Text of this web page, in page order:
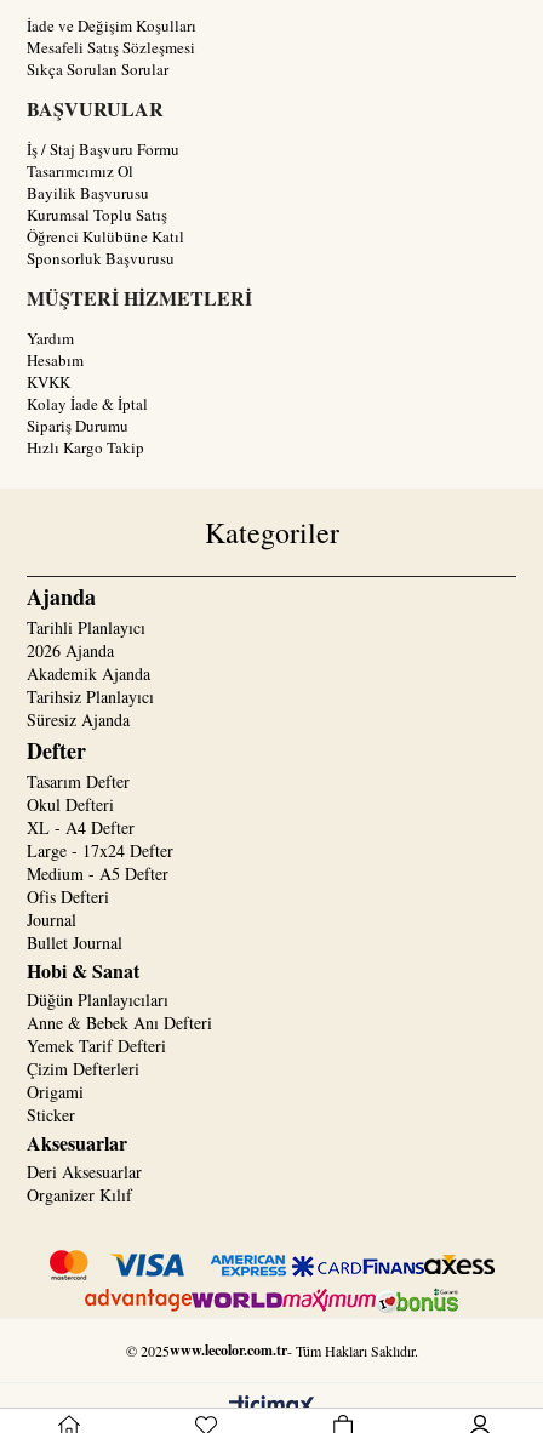
İade ve Değişim Koşulları
Mesafeli Satış Sözleşmesi
Sıkça Sorulan Sorular
BAŞVURULAR
İş / Staj Başvuru Formu
Tasarımcımız Ol
Bayilik Başvurusu
Kurumsal Toplu Satış
Öğrenci Kulübüne Katıl
Sponsorluk Başvurusu
MÜŞTERİ HİZMETLERİ
Yardım
Hesabım
KVKK
Kolay İade & İptal
Sipariş Durumu
Hızlı Kargo Takip
Kategoriler
Ajanda
Tarihli Planlayıcı
2026 Ajanda
Akademik Ajanda
Tarihsiz Planlayıcı
Süresiz Ajanda
Defter
Tasarım Defter
Okul Defteri
XL - A4 Defter
Large - 17x24 Defter
Medium - A5 Defter
Ofis Defteri
Journal
Bullet Journal
Hobi & Sanat
Düğün Planlayıcıları
Anne & Bebek Anı Defteri
Yemek Tarif Defteri
Çizim Defterleri
Origami
Sticker
Aksesuarlar
Deri Aksesuarlar
Organizer Kılıf
© 2025www.lecolor.com.tr- Tüm Hakları Saklıdır.